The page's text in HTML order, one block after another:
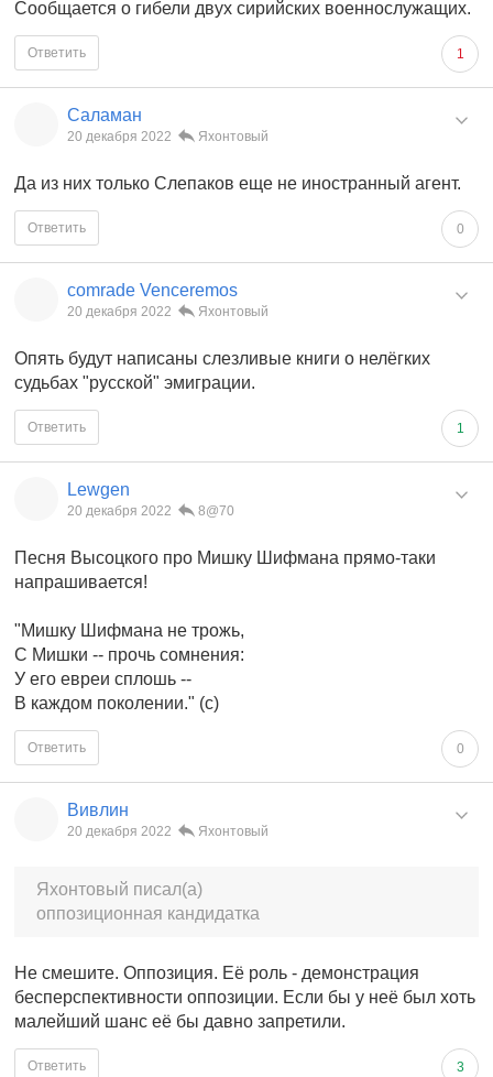
Сообщается о гибели двух сирийских военнослужащих.
1
Ответить
Саламан
20 декабря 2022 Яхонтовый
Да из них только Слепаков еще не иностранный агент.
0
Ответить
comrade Venceremos
20 декабря 2022 Яхонтовый
Опять будут написаны слезливые книги о нелёгких
судьбах "русской" эмиграции.
1
Ответить
Lewgen
20 декабря 2022 8@70
Песня Высоцкого про Мишку Шифмана прямо-таки
напрашивается!
"Мишку Шифмана не трожь,
С Мишки -- прочь сомнения:
У его евреи сплошь --
В каждом поколении." (с)
0
Ответить
Вивлин
20 декабря 2022 Яхонтовый
Яхонтовый писал(а)
оппозиционная кандидатка
Не смешите. Оппозиция. Её роль - демонстрация
бесперспективности оппозиции. Если бы у неё был хоть
малейший шанс её бы давно запретили.
3
Ответить